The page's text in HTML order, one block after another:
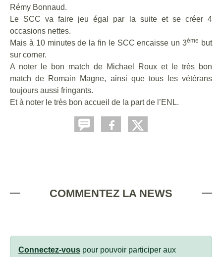
Rémy Bonnaud.
Le SCC va faire jeu égal par la suite et se créer 4
occasions nettes.
Mais à 10 minutes de la fin le SCC encaisse un 3ème but
sur corner.
A noter le bon match de Michael Roux et le très bon
match de Romain Magne, ainsi que tous les vétérans
toujours aussi fringants.
Et à noter le très bon accueil de la part de l’ENL.
COMMENTEZ LA NEWS
Connectez-vous pour pouvoir participer aux